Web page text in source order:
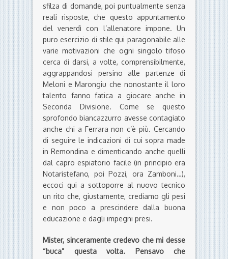
sfilza di domande, poi puntualmente senza
reali risposte, che questo appuntamento
del venerdì con l’allenatore impone. Un
puro esercizio di stile qui paragonabile alle
varie motivazioni che ogni singolo tifoso
cerca di darsi, a volte, comprensibilmente,
aggrappandosi persino alle partenze di
Meloni e Marongiu che nonostante il loro
talento fanno fatica a giocare anche in
Seconda Divisione. Come se questo
sprofondo biancazzurro avesse contagiato
anche chi a Ferrara non c’è più. Cercando
di seguire le indicazioni di cui sopra made
in Remondina e dimenticando anche quelli
dal capro espiatorio facile (in principio era
Notaristefano, poi Pozzi, ora Zamboni…),
eccoci qui a sottoporre al nuovo tecnico
un rito che, giustamente, crediamo gli pesi
e non poco a prescindere dalla buona
educazione e dagli impegni presi.
Mister, sinceramente credevo che mi desse
“buca” questa volta. Pensavo che